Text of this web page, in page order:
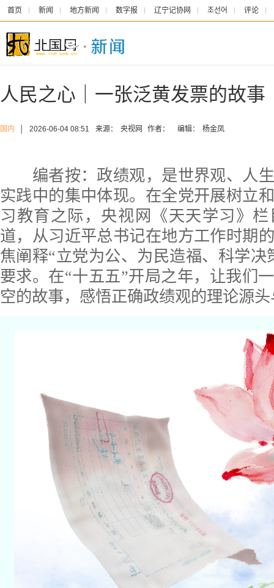
首页 新闻 地方新闻 数字报 辽宁记协网 조선어 评论
人民之心｜一张泛黄发票的故事
国内 2026-06-04 08:51 来源： 央视网 作者： 编辑： 杨金凤
编者按：政绩观，是世界观、人生
实践中的集中体现。在全党开展树立
习教育之际，央视网《天天学习》
道，从习近平总书记在地方工作时期
焦阐释“立党为公、为民造福、科学决
要求。在“十五五”开局之年，让我们
空的故事，感悟正确政绩观的理论源